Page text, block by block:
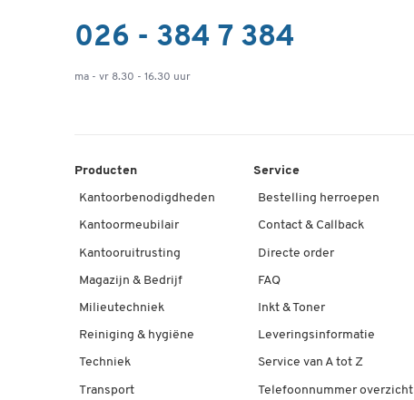
026 - 384 7 384
ma - vr 8.30 - 16.30 uur
Producten
Kantoorbenodigdheden
Kantoormeubilair
Kantooruitrusting
Magazijn & Bedrijf
Milieutechniek
Reiniging & hygiëne
Techniek
Transport
Service
Bestelling herroepen
Contact & Callback
Directe order
FAQ
Inkt & Toner
Leveringsinformatie
Service van A tot Z
Telefoonnummer overzicht